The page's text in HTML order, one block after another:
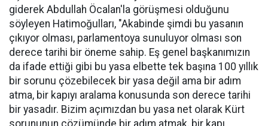
giderek Abdullah Öcalan'la görüşmesi olduğunu
söyleyen Hatimoğulları, "Akabinde şimdi bu yasanın
çıkıyor olması, parlamentoya sunuluyor olması son
derece tarihi bir öneme sahip. Eş genel başkanımızın
da ifade ettiği gibi bu yasa elbette tek başına 100 yıllık
bir sorunu çözebilecek bir yasa değil ama bir adım
atma, bir kapıyı aralama konusunda son derece tarihi
bir yasadır. Bizim açımızdan bu yasa net olarak Kürt
sorununun çözümünde bir adım atmak, bir kapı